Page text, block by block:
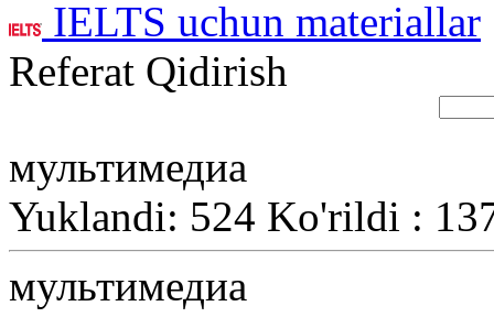
IELTS uchun materiallar
Referat Qidirish
мультимедиа
Yuklandi: 524 Ko'rildi :
мультимедиа